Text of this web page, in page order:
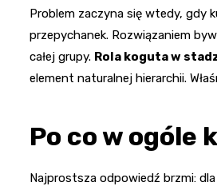
Problem zaczyna się wtedy, gdy
przepychanek. Rozwiązaniem
całej grupy. Rola koguta w
element naturalnej hierarchii.
Po co w ogóle
Najprostsza odpowiedź brzmi: